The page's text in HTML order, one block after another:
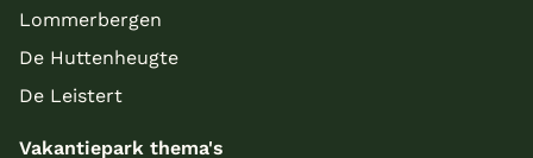
Lommerbergen
De Huttenheugte
De Leistert
Vakantiepark thema's